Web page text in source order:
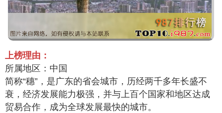
上榜理由：
所属地区：中国
简称“穗”，是广东的省会城市，历经两千多年长盛不
衰，经济发展能力极强，并与上百个国家和地区达成
贸易合作，成为全球发展最快的城市。